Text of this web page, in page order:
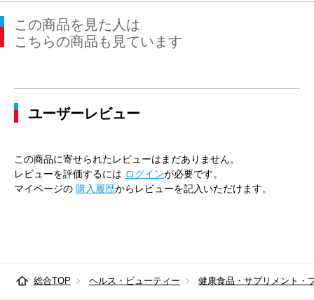
この商品を見た人は
こちらの商品も見ています
ユーザーレビュー
この商品に寄せられたレビューはまだありません。
レビューを評価するには ログインが必要です。
マイページの 購入履歴からレビューを記入いただけます。
総合TOP ヘルス・ビューティー 健康食品・サプリメント・